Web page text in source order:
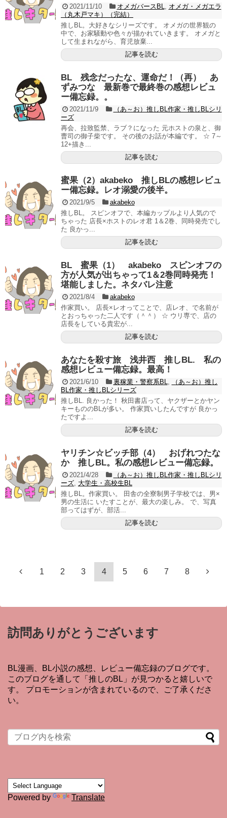
2021/11/10 オメガバースBL, オメガ・メガエラ
（丸木戸マキ）（完結）
推しBL。大好きなシリーズです。 オメガの世界観の
中で、お家騒動や色々が描かれていきます。 オメガと
して生まれながら、育児放棄...
記事を読む
BL 残念だったな、運命だ！（再） あ
ずみつな 最新巻で最終巻の感想レビュ
ー備忘録。。
2021/11/9
（あ～お）推しBL作家・推しBLシリ
ーズ
再会、拉致監禁、ラブ？になった 元ホストの泉と、御
曹司の御子柴です。 その後のお話が本編です。 ☆ 7～
12+描き...
記事を読む
蜜果（2）akabeko 推しBLの感想レビュ
ー備忘録。レオ溺愛の後半。
2021/9/5
akabeko
推しBL。 スピンオフで、本編カップルより人気ので
ちゃった 店長×ホストのレオ君 1＆2巻、同時発売でし
た 良かっ...
記事を読む
BL 蜜果（1） akabeko スピンオフの
方が人気が出ちゃって1＆2巻同時発売！
堪能しました。ネタバレ注意
2021/8/4
akabeko
作家買い。 店長×レオってことで、店レオ、で名前が
とおっちゃった二人です（＾＾） ☆ ウリ専で、店の
店長をしている貴宏が...
記事を読む
あなたを殺す旅 浅井西 推しBL. 私の
感想レビュー備忘録。最高！
2021/6/10 裏稼業・警察系BL,
（あ～お）推し
BL作家・推しBLシリーズ
推しBL. 良かった！ 秋田書店って、ヤクザーとかヤン
キーもののBLが多い。 作家買いしたんですが 良かっ
たですよ...
記事を読む
ヤリチン☆ビッチ部（4） おげれつたな
か 推しBL。私の感想レビュー備忘録。
2021/4/28
（あ～お）推しBL作家・推しBLシリ
ーズ, 大学生・高校生BL
推しBL。作家買い。 田舎の全寮制男子学校では、男×
男の生活に いたすことが、最大の楽しみ。 で、写真
部ってはずが、部活...
記事を読む
1 2 3 4 5 6 7 8
訪問ありがとうございます
BL漫画、BL小説の感想、レビュー備忘録のブログです。
このブログを通して「推しのBL」が見つかると嬉しいで
す。 プロモーションが含まれているので、ご了承くださ
い。
Powered by Translate